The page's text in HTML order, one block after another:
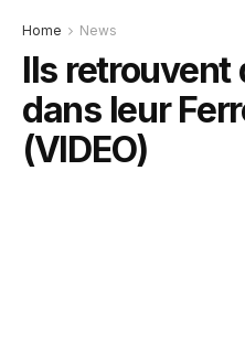
Home News
Ils retrouvent
dans leur
(VIDEO)